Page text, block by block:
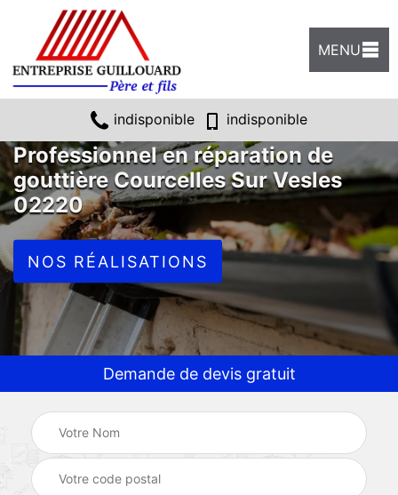
MENU
indisponible indisponible
Professionnel en réparation de
gouttière Courcelles Sur Vesles
02220
NOS RÉALISATIONS
Demande de devis gratuit